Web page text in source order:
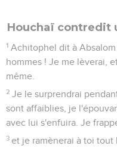
Houchaï contredit
1 Achitophel dit à
hommes ! Je me lèverai,
même.
2 Je le surprendrai
sont affaiblies, je
avec lui s'enfuira. Je
3 et je ramènerai à toi tout